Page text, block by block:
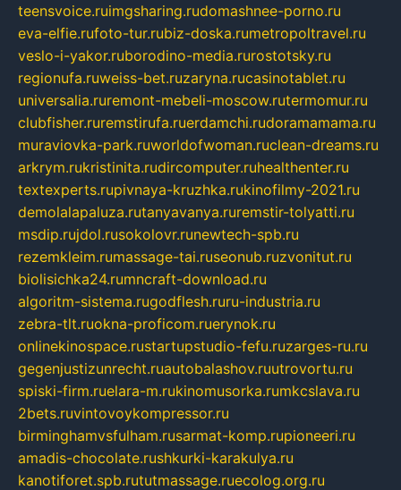
teensvoice.ruimgsharing.rudomashnee-porno.ru
eva-elfie.rufoto-tur.rubiz-doska.rumetropoltravel.ru
veslo-i-yakor.ruborodino-media.rurostotsky.ru
regionufa.ruweiss-bet.ruzaryna.rucasinotablet.ru
universalia.ruremont-mebeli-moscow.rutermomur.ru
clubfisher.ruremstirufa.ruerdamchi.rudoramamama.ru
muraviovka-park.ruworldofwoman.ruclean-dreams.ru
arkrym.rukristinita.rudircomputer.ruhealthenter.ru
textexperts.rupivnaya-kruzhka.rukinofilmy-2021.ru
demolalapaluza.rutanyavanya.ruremstir-tolyatti.ru
msdip.rujdol.rusokolovr.runewtech-spb.ru
rezemkleim.rumassage-tai.ruseonub.ruzvonitut.ru
biolisichka24.rumncraft-download.ru
algoritm-sistema.rugodflesh.ruru-industria.ru
zebra-tlt.ruokna-proficom.ruerynok.ru
onlinekinospace.rustartupstudio-fefu.ruzarges-ru.ru
gegenjustizunrecht.ruautobalashov.ruutrovortu.ru
spiski-firm.ruelara-m.rukinomusorka.rumkcslava.ru
2bets.ruvintovoykompressor.ru
birminghamvsfulham.rusarmat-komp.rupioneeri.ru
amadis-chocolate.rushkurki-karakulya.ru
kanotiforet.spb.rututmassage.ruecolog.org.ru